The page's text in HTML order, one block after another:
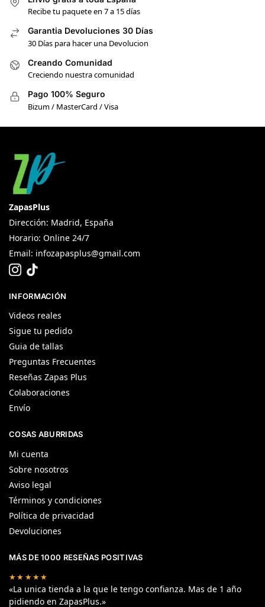
Recibe tu paquete en 7 a 15 días
Garantia Devoluciones 30 Días
30 Días para hacer una Devolucion
Creando Comunidad
Creciendo nuestra comunidad
Pago 100% Seguro
Bizum / MasterCard / Visa
ZapasPlus
Dirección: Madrid, España
Horario: Online 24/7
Email: infozapasplus@gmail.com
INFORMACIÓN
Videos reales
Sigue tu pedido
Guia de tallas
Preguntas Frecuentes
Reseñas Zapas Plus
Colaboraciones
Envío
COSAS ABURRIDAS
Mi cuenta
Sobre nosotros
Aviso legal
Términos y condiciones
Política de privacidad
Devoluciones
MÁS DE 1000 RESEÑAS POSITIVAS
★★★★★
«La unica tienda a la que le tengo confianza. Mas de 1 año
pidiendo en ZapasPlus.»